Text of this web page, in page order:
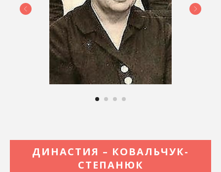
ДИНАСТИЯ – КОВАЛЬЧУК-
СТЕПАНЮК